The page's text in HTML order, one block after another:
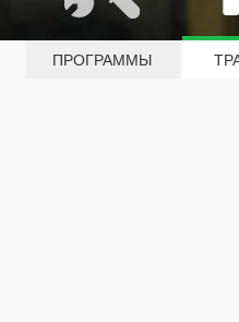
ПРОГРАММЫ